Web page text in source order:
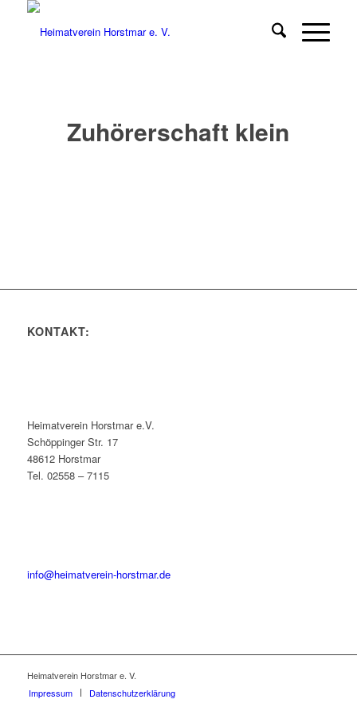
Zuhörerschaft klein
KONTAKT:
Heimatverein Horstmar e.V.
Schöppinger Str. 17
48612 Horstmar
Tel. 02558 – 7115
info@heimatverein-horstmar.de
Heimatverein Horstmar e. V.
Impressum
Datenschutzerklärung